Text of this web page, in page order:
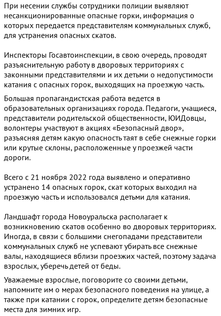
При несении службы сотрудники полиции выявляют
несанкционированные опасные горки, информация о
которых передается представителям коммунальных служб,
для устранения опасных скатов.
Инспекторы Госавтоинспекции, в свою очередь, проводят
разъяснительную работу в дворовых территориях с
законными представителями и их детьми о недопустимости
катания с опасных горок, выходящих на проезжую часть.
Большая пропагандистская работа ведется в
образовательных организациях города. Педагоги, учащиеся,
представители родительской общественности, ЮИДовцы,
волонтеры участвуют в акциях «Безопасный двор»,
разъясняя детям какую опасность таят в себе снежные горки
или крутые склоны, расположенные у проезжей части
дороги.
Всего с 21 ноября 2022 года выявлено и оперативно
устранено 14 опасных горок, скат которых выходил на
проезжую часть и использовался детьми для катания.
Ландшафт города Новоуральска располагает к
возникновению скатов особенно во дворовых территориях.
Иногда, в связи с большими снегопадами представители
коммунальных служб не успевают убирать все снежные
валы, находящиеся вблизи проезжих частей, поэтому задача
взрослых, уберечь детей от беды.
Уважаемые взрослые, поговорите со своими детьми,
напомните им о мерах безопасного поведения на улице, а
также при катании с горок, определите детям безопасные
места для зимних игр.